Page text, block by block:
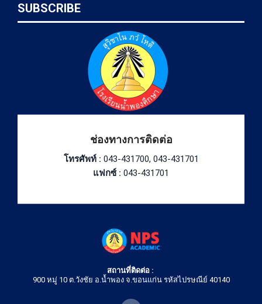
SUBSCRIBE
ช่องทางการติดต่อ
โทรศัพท์ : 043-431700, 043-431701
แฟกซ์ : 043-431701
สถานที่ติดต่อ :
900 หมู่ 10 ต.วังชัย อ.น้ำพอง จ.ขอนแก่น รหัสไปรษณีย์ 40140